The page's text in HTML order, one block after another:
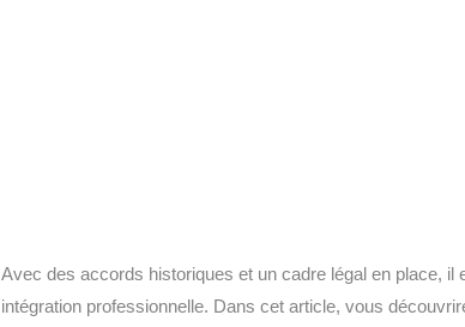
Avec des accords historiques et un cadre légal en place,
intégration professionnelle. Dans cet article, vous